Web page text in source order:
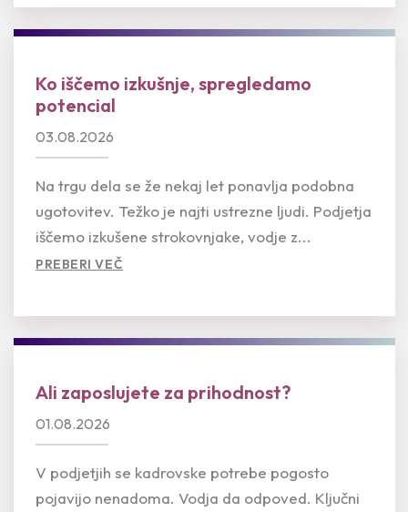
Ko iščemo izkušnje, spregledamo
potencial
03.08.2026
Na trgu dela se že nekaj let ponavlja podobna
ugotovitev. Težko je najti ustrezne ljudi. Podjetja
iščemo izkušene strokovnjake, vodje z...
PREBERI VEČ
Ali zaposlujete za prihodnost?
01.08.2026
V podjetjih se kadrovske potrebe pogosto
pojavijo nenadoma. Vodja da odpoved. Ključni